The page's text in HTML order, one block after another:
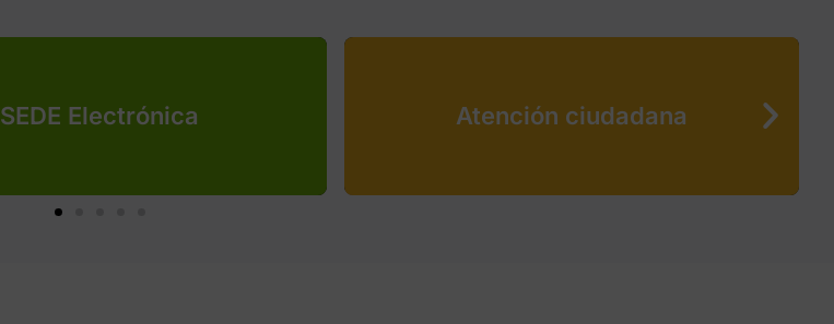
SEDE Electrónica Atención ciudadana